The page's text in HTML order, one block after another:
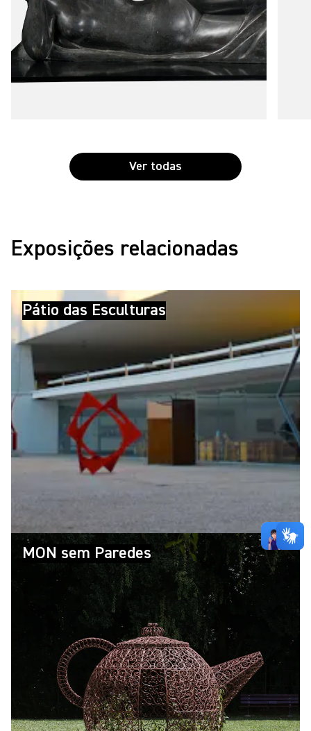
Ver todas
Exposições relacionadas
Pátio das Esculturas
MON sem Paredes